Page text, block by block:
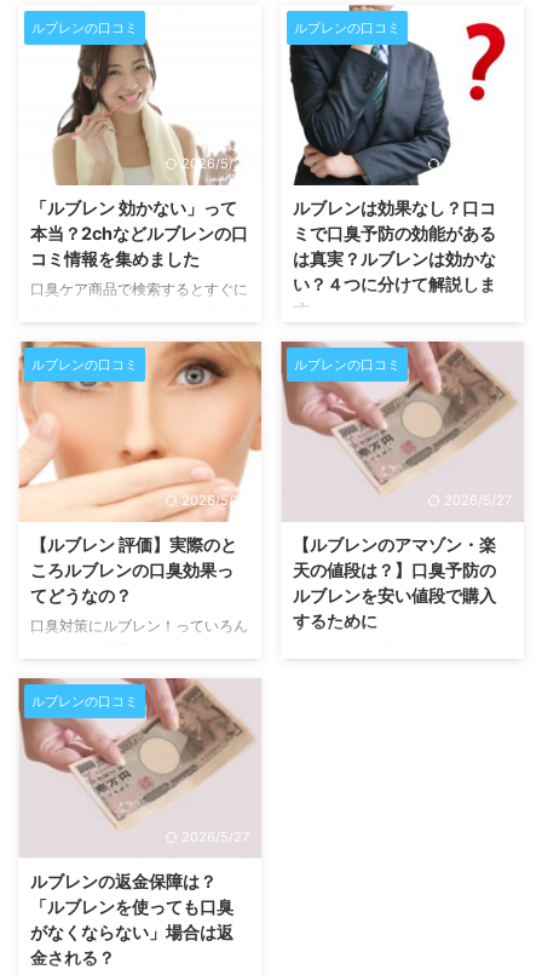
ルブレンの口コミ
2026/5/27
「ルブレン 効かない」って
本当？2chなどルブレンの口
コミ情報を集めました
口臭ケア商品で検索するとすぐに
ストアとか見かけることはほとん
どないのでは？そのため、どんな
商品なのかわからないと思って
「ルブレン 効かない」と検索す
る方も多いようです。実際のとこ
ろ、2ちゃんねるで「ルブレン
効かない」という口コミが1件ヒ
ットしています。本当に購入者な
のかは2ちゃんねるなので、わか
りませんが。 ルブレンの2chなど
での口コミはこちら でも、ルブ
レンくらい有名な商品になると、
「買って使ってみました！」的な
レンの公式サイトでも実際に使 …
ルブレンの口コミ
2026/5/27
ルブレンは効果なし？口コ
ミで口臭予防の効能がある
は真実？ルブレンは効かな
い？４つに分けて解説しま
す。
ルブレンは効果なし？効かない？
口コミをチェックしたい！ ま
ず、第三者機関による菌実験の結
果が公開されています （追記
2018年2月17日）ルブレンの殺菌
効果の試験結果が公開→ 個人差
のある口コミではなくて、実際に
どの程度の効果があるのかを試験
されているのはいいですね。 口
コミがたくさん公開されている場
所を発見！ ルブレンに対しては
好意的な評価（効能・効果がある
という口コミ）と悪評（効能・効
果がないという口コミ）とどちら
ルブレンの口コミ
2026/5/27
【ルブレン 評価】実際のと
ころルブレンの口臭効果っ
てどうなの？
口臭対策にルブレン！っていろん
効果ありなの？すごく評価が気に
なりますよね。 （追記2018年2
月17日）ルブレンの殺菌効果の試
験結果が公開されていました→
今まで、いろんなそれこそケアし
てきたけどなかなか改善しなかっ
た口臭がルブレンで改善するの
じていいものかどうか悩んでおら
れる方は多いのではないでしょう
か？ ルブレンが効果を発揮する
のは、主に口の奥が原因となって
ルブレンの口コミ
2026/5/27
【ルブレンのアマゾン・楽
天の値段は？】口臭予防の
ルブレンを安い値段で購入
するために
ルブレンの口コミ
2026/5/27
ルブレンの返金保障は？
「ルブレンを使っても口臭
がなくならない」場合は返
金される？